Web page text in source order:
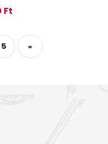
price was: 9 990 Ft.
FtCurrent price is: 7 990
5 »